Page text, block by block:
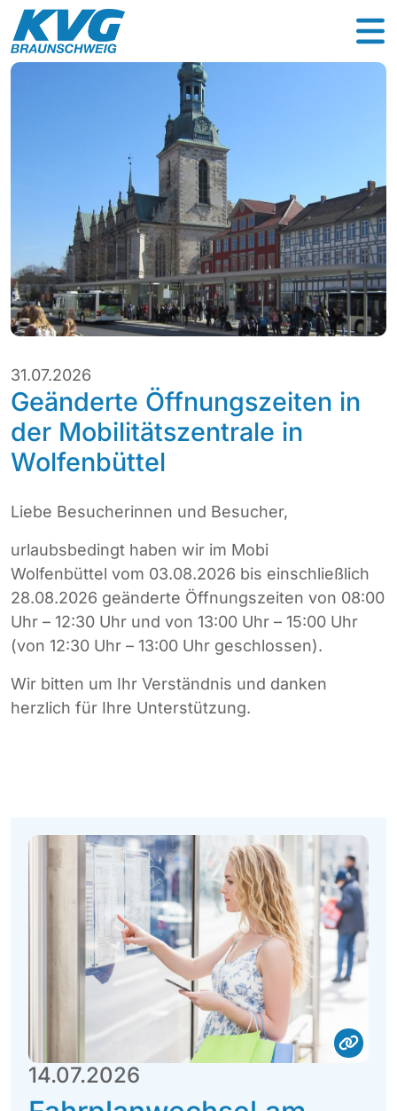
31.07.2026
Geänderte Öffnungszeiten in
der Mobilitätszentrale in
Wolfenbüttel
Liebe Besucherinnen und Besucher,
urlaubsbedingt haben wir im Mobi
Wolfenbüttel vom 03.08.2026 bis einschließlich
28.08.2026 geänderte Öffnungszeiten von 08:00
Uhr – 12:30 Uhr und von 13:00 Uhr – 15:00 Uhr
(von 12:30 Uhr – 13:00 Uhr geschlossen).
Wir bitten um Ihr Verständnis und danken
herzlich für Ihre Unterstützung.
14.07.2026